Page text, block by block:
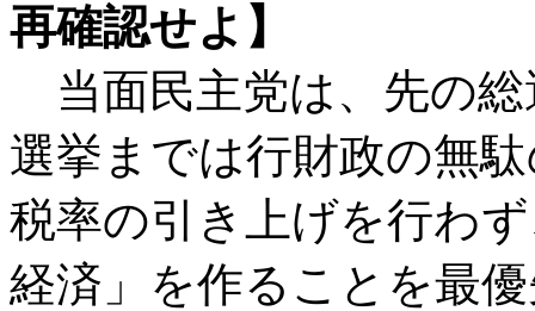
再確認せよ】
当面民主党は、先の総
選挙までは行財政の無
税率の引き上げを行わ
経済」を作ることを最